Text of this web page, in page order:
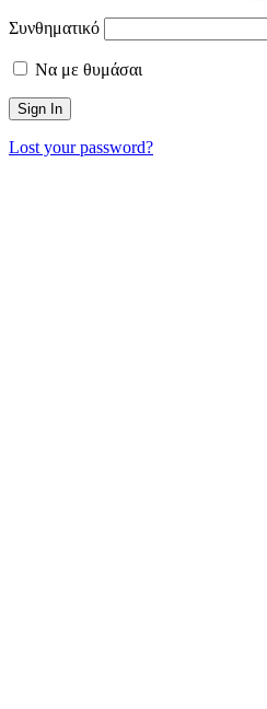
Συνθηματικό
Να με θυμάσαι
Lost your password?